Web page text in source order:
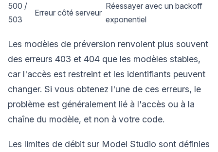
500 /
503
Erreur côté serveur
Réessayer avec un backoff
exponentiel
Les modèles de préversion renvoient plus souvent
des erreurs 403 et 404 que les modèles stables,
car l'accès est restreint et les identifiants peuvent
changer. Si vous obtenez l'une de ces erreurs, le
problème est généralement lié à l'accès ou à la
chaîne du modèle, et non à votre code.
Les limites de débit sur Model Studio sont définies